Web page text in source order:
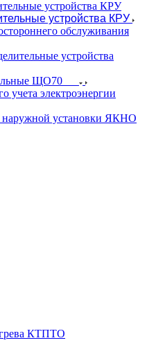
устройства КРУ
обслуживания
устройства
ЩО70
учета электроэнергии
наружной установки ЯКНО